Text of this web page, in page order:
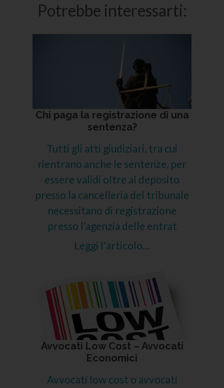
Potrebbe interessarti:
Chi paga la registrazione di una
sentenza?
Tutti gli atti giudiziari, tra cui
rientrano anche le sentenze, per
essere validi oltre al deposito
presso la cancelleria del tribunale
necessitano di registrazione
presso l’agenzia delle entrat
Leggi l'articolo...
Avvocati Low Cost – Avvocati
Economici
Avvocati low cost o avvocati